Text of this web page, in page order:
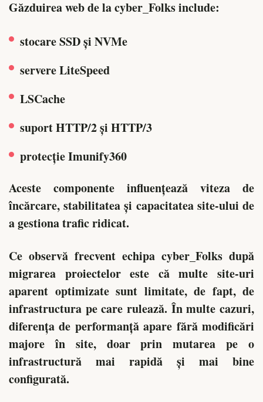
Găzduirea web de la cyber_Folks include:
stocare SSD și NVMe
servere LiteSpeed
LSCache
suport HTTP/2 și HTTP/3
protecție Imunify360
Aceste componente influențează viteza de
încărcare, stabilitatea și capacitatea site-ului de
a gestiona trafic ridicat.
Ce observă frecvent echipa cyber_Folks după
migrarea proiectelor este că multe site-uri
aparent optimizate sunt limitate, de fapt, de
infrastructura pe care rulează. În multe cazuri,
diferența de performanță apare fără modificări
majore în site, doar prin mutarea pe o
infrastructură mai rapidă și mai bine
configurată.